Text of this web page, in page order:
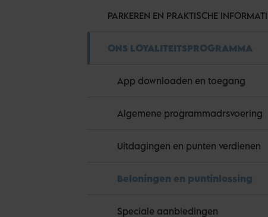
PARKEREN EN PRAKTISCHE
ONS LOYALITEITSPROGRAMMA
App downloaden en toegang
Algemene programmadrsvoering
Uitdagingen en punten verdienen
Beloningen en puntinlossing
Speciale aanbiedingen